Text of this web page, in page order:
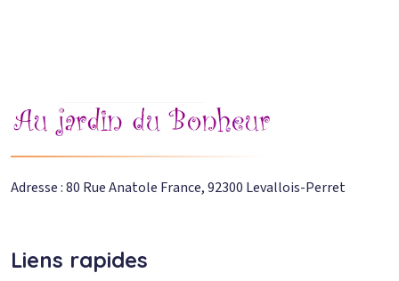
Adresse : 80 Rue Anatole France, 92300 Levallois-Perret
Liens rapides